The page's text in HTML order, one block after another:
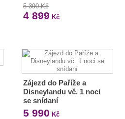
5 390 Kč
4 899 Kč
Zájezd do Paříže a
Disneylandu vč. 1 noci
se snídaní
5 990 Kč